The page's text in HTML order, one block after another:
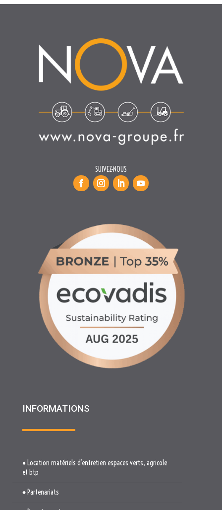
SUIVEZ-NOUS
INFORMATIONS
♦ Location matériels d’entretien espaces verts, agricole
et btp
♦ Partenariats